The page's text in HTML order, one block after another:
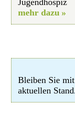
mehr dazu
Bleiben Sie
aktuellen